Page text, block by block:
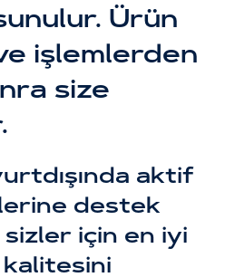
Ürün
işlemlerden
size
aktif
destek
sizler için en iyi
kalitesini